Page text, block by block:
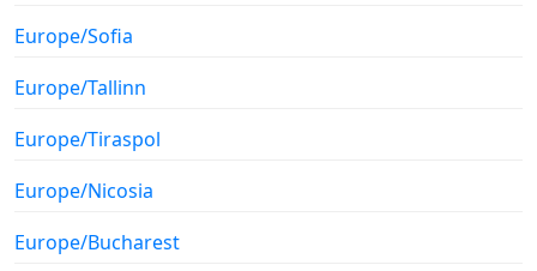
Europe/Sofia
Europe/Tallinn
Europe/Tiraspol
Europe/Nicosia
Europe/Bucharest